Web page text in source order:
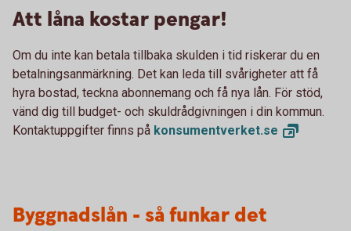
Att låna kostar pengar!
Om du inte kan betala tillbaka skulden i tid riskerar du en
betalningsanmärkning. Det kan leda till svårigheter att få
hyra bostad, teckna abonnemang och få nya lån. För stöd,
vänd dig till budget- och skuldrådgivningen i din kommun.
Kontaktuppgifter finns på konsumentverket.se
Byggnadslån - så funkar det